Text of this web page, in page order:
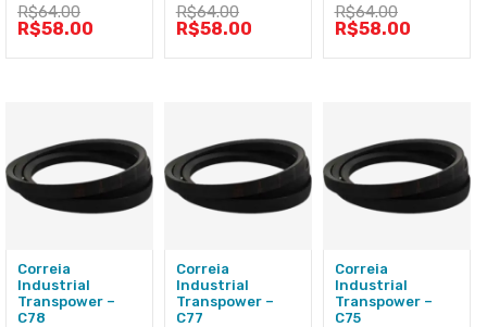
R$64.00
R$58.00
R$64.00
R$58.00
R$64.00
R$58.00
Correia
Industrial
Transpower –
C78
Correia
Industrial
Transpower –
C77
Correia
Industrial
Transpower –
C75